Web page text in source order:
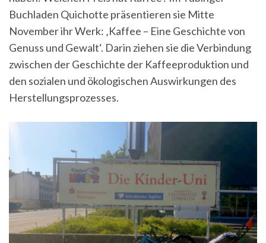
Buchladen Quichotte präsentieren sie Mitte
November ihr Werk: ‚Kaffee – Eine Geschichte von
Genuss und Gewalt‘. Darin ziehen sie die Verbindung
zwischen der Geschichte der Kaffeeproduktion und
den sozialen und ökologischen Auswirkungen des
Herstellungsprozesses.